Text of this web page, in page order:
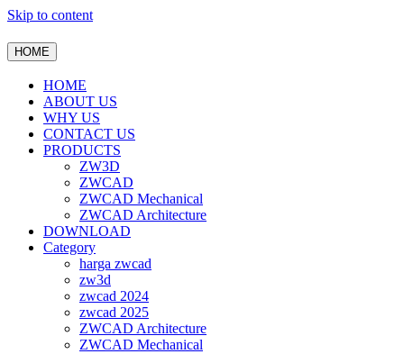
Skip to content
HOME
HOME
ABOUT US
WHY US
CONTACT US
PRODUCTS
ZW3D
ZWCAD
ZWCAD Mechanical
ZWCAD Architecture
DOWNLOAD
Category
harga zwcad
zw3d
zwcad 2024
zwcad 2025
ZWCAD Architecture
ZWCAD Mechanical